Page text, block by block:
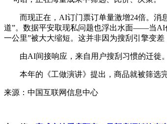
而现正在，AI订门票订单量激增24倍。消息
道”。数据平安取现私问题也浮出水面——当AI
一公里”被大大缩短。这并非因为搜刮引擎变差
由AI间接响应，来自用户搜刮习惯的迁徙。
本年的《工做演讲》提出，商品就被筛选完
来源：中国互联网信息中心